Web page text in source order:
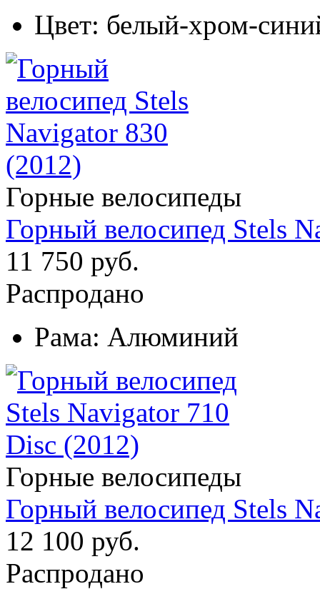
Цвет: белый-хром-
Горные велосипеды
Горный велосипед Stels
11 750 руб.
Распродано
Рама: Алюминий
Горные велосипеды
Горный велосипед Stels
12 100 руб.
Распродано